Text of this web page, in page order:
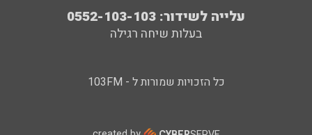
עלייה לשידור: 0552-103-103
בעלות שיחה רגילה
כל הזכויות שמורות ל - 103FM